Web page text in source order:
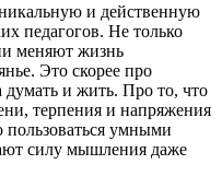
и действенную
педагогов. Не только
меняют жизнь
Это скорее про
думать и жить. Про то, что
терпения и напряжения
пользоваться умными
силу мышления даже